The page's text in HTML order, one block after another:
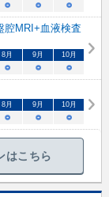
○ ○ ○
腔MRI+血液検査
8月 9月 10月
○ ○ ○
8月 9月 10月
○ ○ ○
はこちら